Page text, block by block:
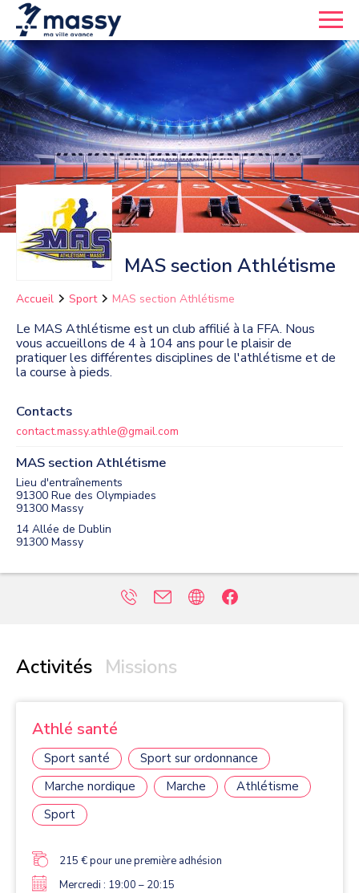
MAS section Athlétisme
Accueil Sport MAS section Athlétisme
Le MAS Athlétisme est un club affilié à la FFA. Nous
vous accueillons de 4 à 104 ans pour le plaisir de
pratiquer les différentes disciplines de l'athlétisme et de
la course à pieds.
Contacts
contact.massy.athle@gmail.com
MAS section Athlétisme
Lieu d'entraînements
91300 Rue des Olympiades
91300 Massy
14 Allée de Dublin
91300 Massy
Activités Missions
Athlé santé
Sport santé
Sport sur ordonnance
Marche nordique
Marche
Athlétisme
Sport
215 € pour une première adhésion
Mercredi : 19:00 – 20:15